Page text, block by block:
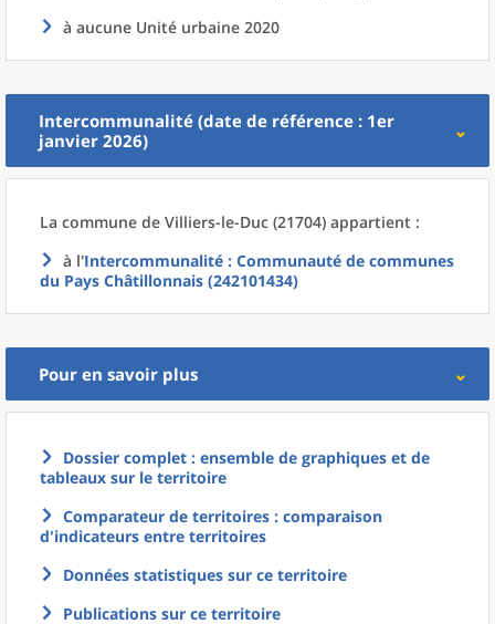
à aucune Unité urbaine 2020
Intercommunalité (date de référence : 1er
janvier 2026)
La commune de Villiers-le-Duc (21704) appartient :
à l'Intercommunalité : Communauté de communes
du Pays Châtillonnais (242101434)
Pour en savoir plus
Dossier complet : ensemble de graphiques et de
tableaux sur le territoire
Comparateur de territoires : comparaison
d'indicateurs entre territoires
Données statistiques sur ce territoire
Publications sur ce territoire